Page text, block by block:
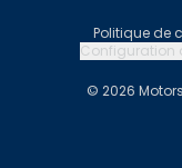
Politique de
Configuration
© 2026